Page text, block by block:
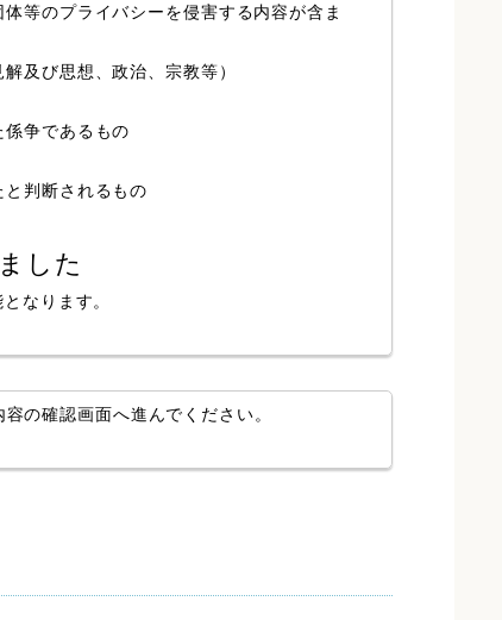
等のプライバシーを侵害する内容が含ま
及び思想、政治、宗教等）
争であるもの
判断されるもの
した
なります。
の確認画面へ進んでください。